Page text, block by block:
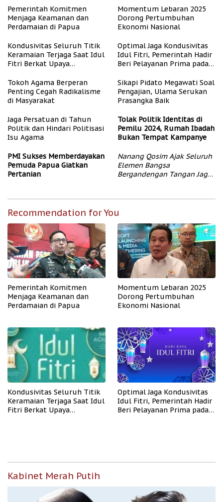
Pemerintah Komitmen
Menjaga Keamanan dan
Perdamaian di Papua
Momentum Lebaran 2025
Dorong Pertumbuhan
Ekonomi Nasional
Kondusivitas Seluruh Titik
Keramaian Terjaga Saat Idul
Fitri Berkat Upaya
Optimal Jaga Kondusivitas
Idul Fitri, Pemerintah Hadir
Beri Pelayanan Prima pada
Tokoh Agama Berperan
Penting Cegah Radikalisme
di Masyarakat
Sikapi Pidato Megawati Soal
Pengajian, Ulama Serukan
Prasangka Baik
Jaga Persatuan di Tahun
Politik dan Hindari Politisasi
Isu Agama
Tolak Politik Identitas di
Pemilu 2024, Rumah Ibadah
Bukan Tempat Kampanye
PMI Sukses Memberdayakan
Pemuda Papua Giatkan
Pertanian
Nanang Qosim Ajak Seluruh
Elemen Bangsa
Bergandengan Tangan Jaga
Hoaks
Recommendation for You
Pemerintah Komitmen
Menjaga Keamanan dan
Perdamaian di Papua
Momentum Lebaran 2025
Dorong Pertumbuhan
Ekonomi Nasional
Kondusivitas Seluruh Titik
Keramaian Terjaga Saat Idul
Fitri Berkat Upaya
Optimal Jaga Kondusivitas
Idul Fitri, Pemerintah Hadir
Beri Pelayanan Prima pada
Kabinet Merah Putih